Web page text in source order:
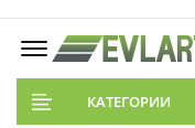
КАТЕГОРИИ